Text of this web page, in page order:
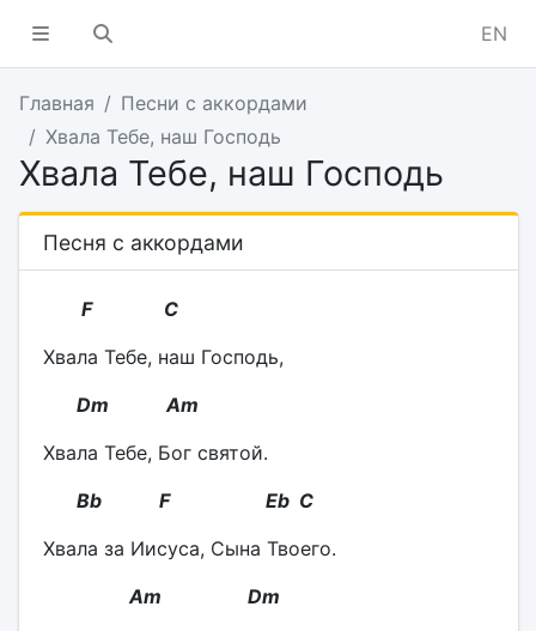
EN
Главная
Песни с аккордами
Хвала Тебе, наш Господь
Хвала Тебе, наш Господь
Песня с аккордами
F C
Хвала Тебе, наш Господь,
Dm Am
Хвала Тебе, Бог святой.
Bb F Eb C
Хвала за Иисуса, Сына Твоего.
Am Dm